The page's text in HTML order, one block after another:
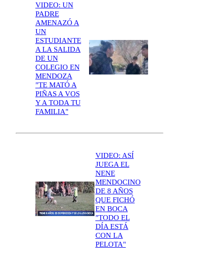
VIDEO: UN
PADRE
AMENAZÓ A
UN
ESTUDIANTE
A LA SALIDA
DE UN
COLEGIO EN
MENDOZA
"TE MATÓ A
PIÑAS A VOS
Y A TODA TU
FAMILIA"
VIDEO: ASÍ
JUEGA EL
NENE
MENDOCINO
DE 8 AÑOS
QUE FICHÓ
EN BOCA
"TODO EL
DÍA ESTÁ
CON LA
PELOTA"